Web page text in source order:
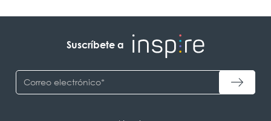
Suscríbete a